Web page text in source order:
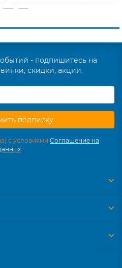
- подпишитесь на
скидки, акции.
подписку
с условиями Соглашение на